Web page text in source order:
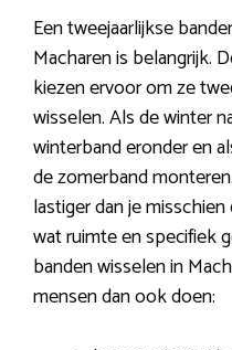
Een tweejaarlijkse
Macharen is belangrijk.
kiezen ervoor om ze
wisselen. Als de winter
winterband eronder en
de zomerband
lastiger dan je
wat ruimte en specifiek
banden wisselen in
mensen dan ook doen: